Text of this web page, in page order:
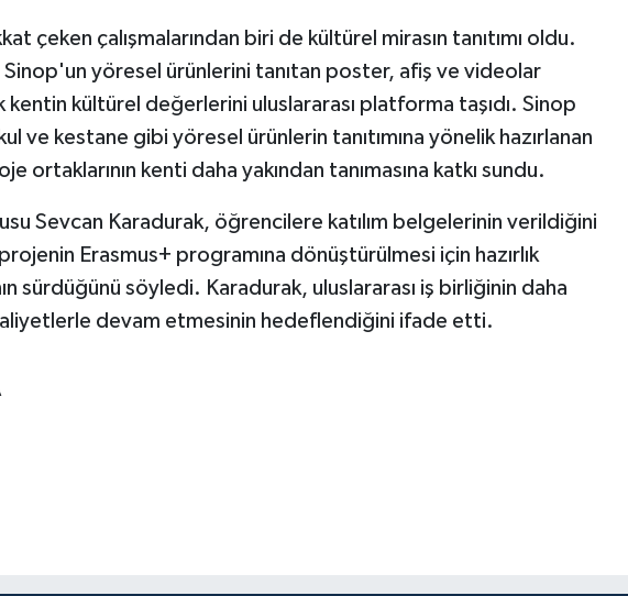
çeken çalışmalarından biri de kültürel mirasın tanıtımı oldu.
yöresel ürünlerini tanıtan poster, afiş ve videolar
kentin kültürel değerlerini uluslararası platforma taşıdı. Sinop
ve kestane gibi yöresel ürünlerin tanıtımına yönelik hazırlanan
ortaklarının kenti daha yakından tanımasına katkı sundu.
Sevcan Karadurak, öğrencilere katılım belgelerinin verildiğini
Erasmus+ programına dönüştürülmesi için hazırlık
sürdüğünü söyledi. Karadurak, uluslararası iş birliğinin daha
devam etmesinin hedeflendiğini ifade etti.